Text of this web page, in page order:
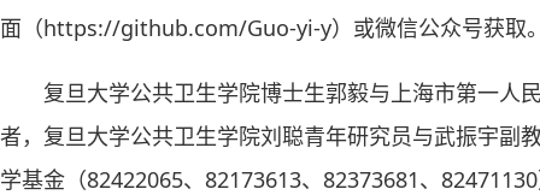
面（https://github.com/Guo-yi-y）或微信公众号获取
复旦大学公共卫生学院博士生郭毅与上海市第一人
者，复旦大学公共卫生学院刘聪青年研究员与武振宇副
学基金（82422065、82173613、82373681、